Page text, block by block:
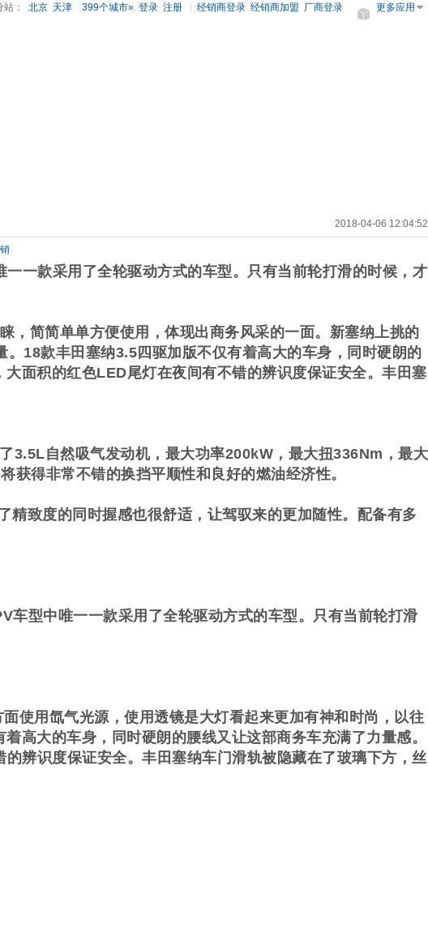
： 北京 天津 399个城市» 更多应用
登录 注册 经销商登录 经销商加盟 厂商登录
2018-04-06 12:04:52
一款采用了全轮驱动方式的车型。只有当前轮打滑的时候，才
简简单单方便使用，体现出商务风采的一面。新塞纳上挑的
18款丰田塞纳3.5四驱加版不仅有着高大的车身，同时硬朗的
面积的红色LED尾灯在夜间有不错的辨识度保证安全。丰田塞
自然吸气发动机，最大功率200kW，最大扭336Nm，最大
得非常不错的换挡平顺性和良好的燃油经济性。
致度的同时握感也很舒适，让驾驭来的更加随性。配备有多
型中唯一一款采用了全轮驱动方式的车型。只有当前轮打滑
用氙气光源，使用透镜是大灯看起来更加有神和时尚，以往
高大的车身，同时硬朗的腰线又让这部商务车充满了力量感。
辨识度保证安全。丰田塞纳车门滑轨被隐藏在了玻璃下方，丝